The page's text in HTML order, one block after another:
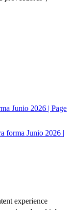
Junio 2026 | Page
forma Junio 2026 |
experience